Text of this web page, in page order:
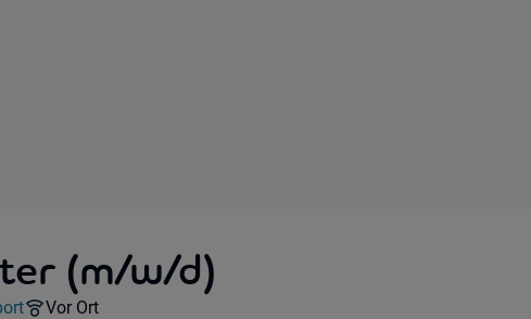
(m/w/d)
Remote Option:
Vor Ort